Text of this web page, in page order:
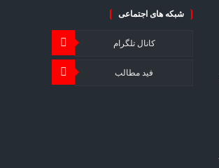
شبکه های اجتماعی
کانال تلگرام
فید مطالب